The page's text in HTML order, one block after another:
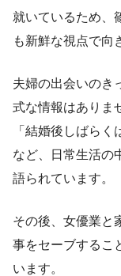
就いているため、
も新鮮な視点で向
夫婦の出会いのき
式な情報はありま
「結婚後しばらく
など、日常生活の
語られています。
その後、女優業と
事をセーブするこ
います。